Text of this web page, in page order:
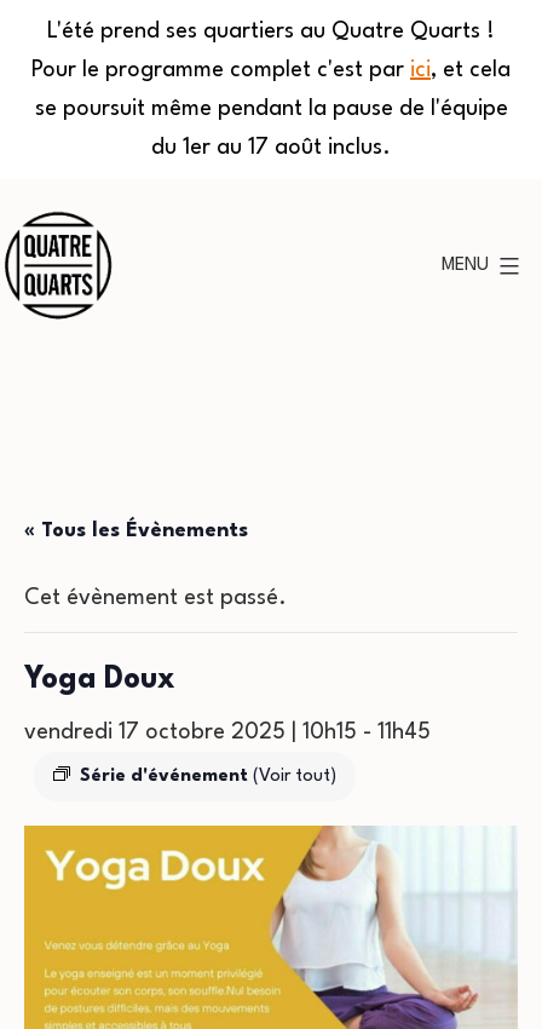
L'été prend ses quartiers au Quatre Quarts !
Pour le programme complet c'est par ici, et cela
se poursuit même pendant la pause de l'équipe
du 1er au 17 août inclus.
au
contenu
MENU
« Tous les Évènements
Cet évènement est passé.
Yoga Doux
vendredi 17 octobre 2025 | 10h15 - 11h45
Série d'événement (Voir tout)